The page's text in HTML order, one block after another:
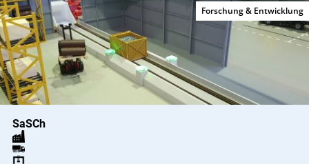
Forschung & Entwicklung
SaSCh